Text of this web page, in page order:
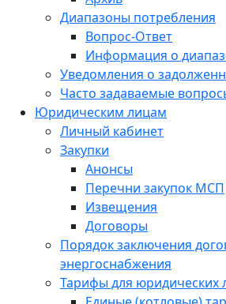
Диапазоны потребления
Вопрос-Ответ
Информация о
Уведомления о
Часто задаваемые
Юридическим лицам
Личный кабинет
Закупки
Анонсы
Перечни закупок МСП
Извещения
Договоры
Порядок заключения
энергоснабжения
Тарифы для юридических